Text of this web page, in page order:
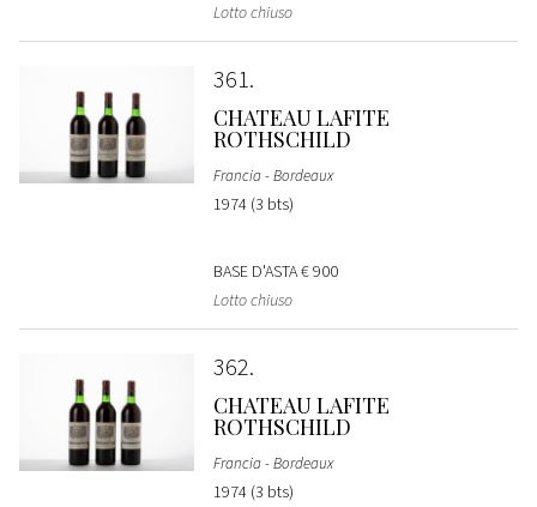
Lotto chiuso
361
CHATEAU LAFITE
ROTHSCHILD
Francia - Bordeaux
1974 (3 bts)
BASE D'ASTA€ 900
Lotto chiuso
362
CHATEAU LAFITE
ROTHSCHILD
Francia - Bordeaux
1974 (3 bts)